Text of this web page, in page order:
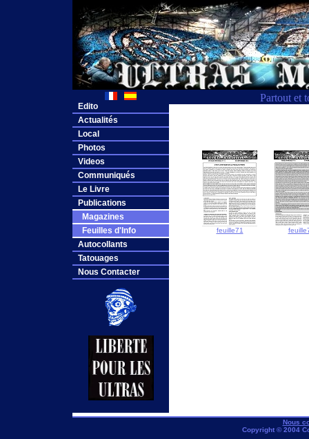
Partout et
Edito
Actualités
Local
Photos
Videos
Communiqués
Le Livre
Publications
Magazines
Feuilles d'Info
Autocollants
Tatouages
Nous Contacter
feuille71
Nous
Copyright © 2004